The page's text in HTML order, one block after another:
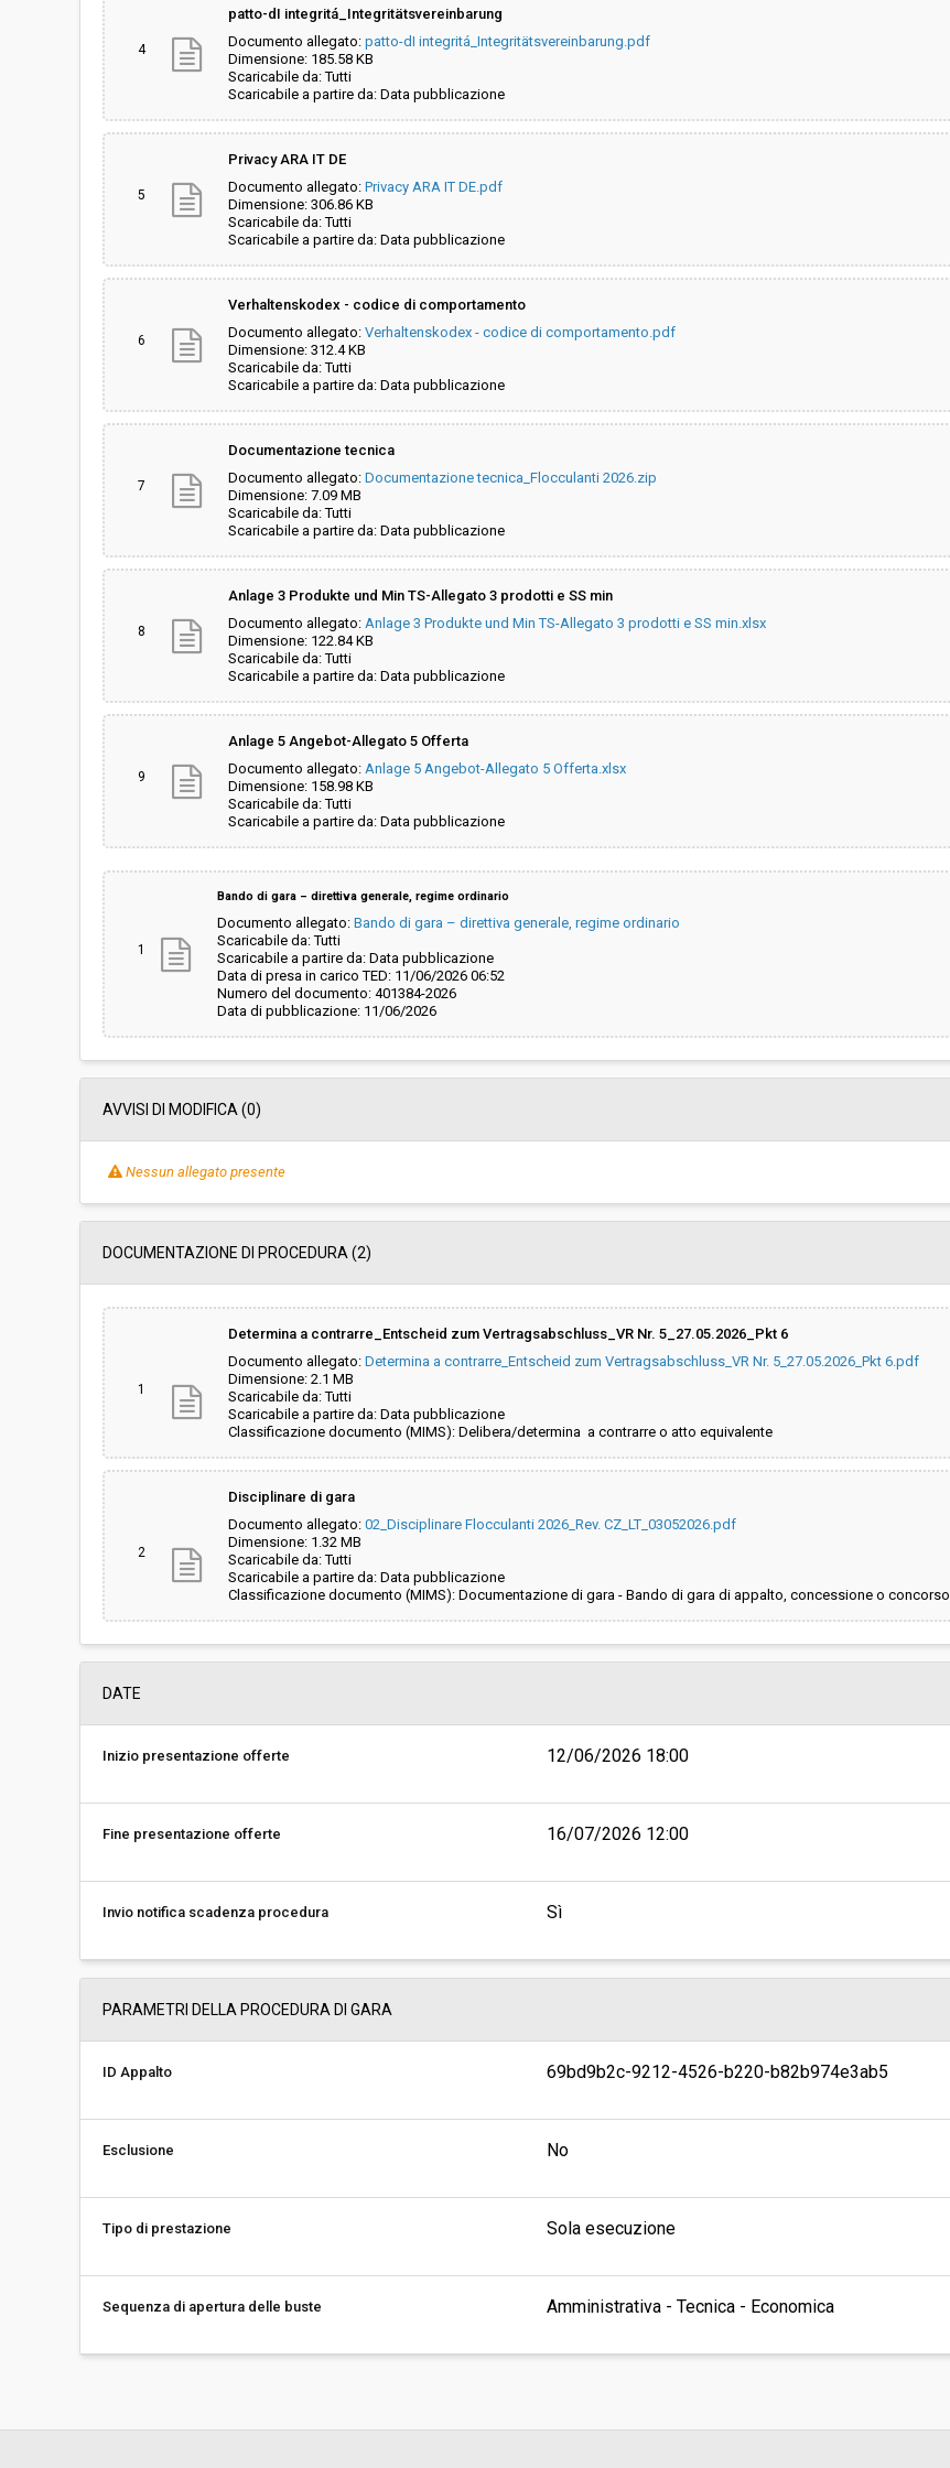
4
patto-dI integritá_Integritätsvereinbarung
Documento allegato: patto-dI integritá_Integritätsvereinbarung.pdf
Dimensione: 185.58 KB
Scaricabile da: Tutti
Scaricabile a partire da: Data pubblicazione
5
Privacy ARA IT DE
Documento allegato: Privacy ARA IT DE.pdf
Dimensione: 306.86 KB
Scaricabile da: Tutti
Scaricabile a partire da: Data pubblicazione
6
Verhaltenskodex - codice di comportamento
Documento allegato: Verhaltenskodex - codice di comportamento.pdf
Dimensione: 312.4 KB
Scaricabile da: Tutti
Scaricabile a partire da: Data pubblicazione
7
Documentazione tecnica
Documento allegato: Documentazione tecnica_Flocculanti 2026.zip
Dimensione: 7.09 MB
Scaricabile da: Tutti
Scaricabile a partire da: Data pubblicazione
8
Anlage 3 Produkte und Min TS-Allegato 3 prodotti e SS min
Documento allegato: Anlage 3 Produkte und Min TS-Allegato 3 prodotti e SS min.xlsx
Dimensione: 122.84 KB
Scaricabile da: Tutti
Scaricabile a partire da: Data pubblicazione
9
Anlage 5 Angebot-Allegato 5 Offerta
Documento allegato: Anlage 5 Angebot-Allegato 5 Offerta.xlsx
Dimensione: 158.98 KB
Scaricabile da: Tutti
Scaricabile a partire da: Data pubblicazione
1
Bando di gara – direttiva generale, regime ordinario
Documento allegato: Bando di gara – direttiva generale, regime ordinario
Scaricabile da: Tutti
Scaricabile a partire da: Data pubblicazione
Data di presa in carico TED: 11/06/2026 06:52
Numero del documento: 401384-2026
Data di pubblicazione: 11/06/2026
AVVISI DI MODIFICA (0)
Nessun allegato presente
DOCUMENTAZIONE DI PROCEDURA (2)
1
Determina a contrarre_Entscheid zum Vertragsabschluss_VR Nr. 5_27.05.2026_Pkt 6
Documento allegato: Determina a contrarre_Entscheid zum Vertragsabschluss_VR Nr. 5_27.05.2026_Pkt 6.pdf
Dimensione: 2.1 MB
Scaricabile da: Tutti
Scaricabile a partire da: Data pubblicazione
Classificazione documento (MIMS): Delibera/determina a contrarre o atto equivalente
2
Disciplinare di gara
Documento allegato: 02_Disciplinare Flocculanti 2026_Rev. CZ_LT_03052026.pdf
Dimensione: 1.32 MB
Scaricabile da: Tutti
Scaricabile a partire da: Data pubblicazione
Classificazione documento (MIMS): Documentazione di gara - Bando di gara di appalto, concessione o concorso
DATE
Inizio presentazione offerte 12/06/2026 18:00
Fine presentazione offerte 16/07/2026 12:00
Invio notifica scadenza procedura Sì
PARAMETRI DELLA PROCEDURA DI GARA
ID Appalto 69bd9b2c-9212-4526-b220-b82b974e3ab5
Esclusione No
Tipo di prestazione Sola esecuzione
Sequenza di apertura delle buste Amministrativa - Tecnica - Economica